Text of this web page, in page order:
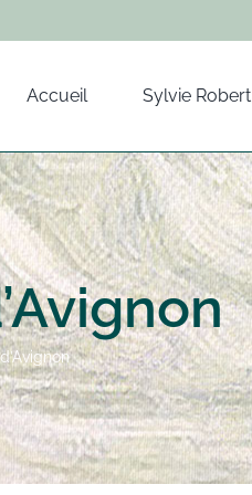
Accueil Sylvie Robert